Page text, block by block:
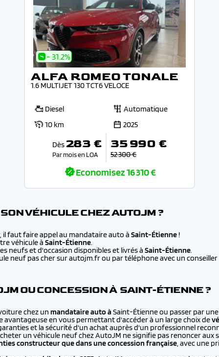
- 31.2%
ALFA ROMEO TONALE
1.6 MULTIJET 130 TCT6 VELOCE
Diesel
Automatique
10 km
2025
Dès 283 €
Par mois en LOA
35 990 €
52 300 €
Economisez16 310 €
VÉHICULE CHEZ AUTOJM ?
faut faire appel au mandataire auto à Saint-Étienne !
véhicule à Saint-Étienne.
neufs et d'occasion disponibles et livrés à Saint-Étienne.
neuf pas cher sur autojm.fr ou par téléphone avec un conseiller
OU CONCESSION À SAINT-ÉTIENNE ?
chez un mandataire auto à Saint-Étienne ou passer par
en vous permettant d'accéder à un large choix de
et la sécurité d'un achat auprès d'un professionnel
un véhicule neuf chez AutoJM ne signifie pas renoncer
constructeur que dans une concession française, avec une